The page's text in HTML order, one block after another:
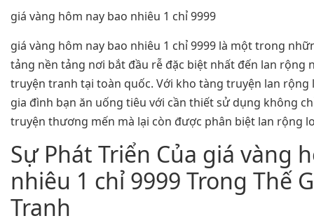
giá vàng hôm nay bao nhiêu 1 chỉ 9999
giá vàng hôm nay bao nhiêu 1 chỉ 9999 là một trong
tảng nền tảng nơi bắt đầu rễ đặc biệt nhất đến lan rộng
truyện tranh tại toàn quốc. Với kho tàng truyện lan rộng
gia đình bạn ăn uống tiêu với cần thiết sử dụng không
truyện thương mến mà lại còn được phân biệt lan rộng
Sự Phát Triển Của giá vàng
nhiêu 1 chỉ 9999 Trong Thế
Tranh